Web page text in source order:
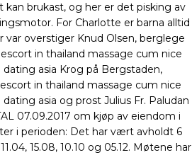
kan brukast, og her er det pisking av
For Charlotte er barna alltid
var overstiger Knud Olsen, berglege
in thailand massage cum nice
asia Krog på Bergstaden,
in thailand massage cum nice
asia og prost Julius Fr. Paludan
07.09.2017 om kjøp av eiendom i
i perioden: Det har vært avholdt 6
15.08, 10.10 og 05.12. Møtene har